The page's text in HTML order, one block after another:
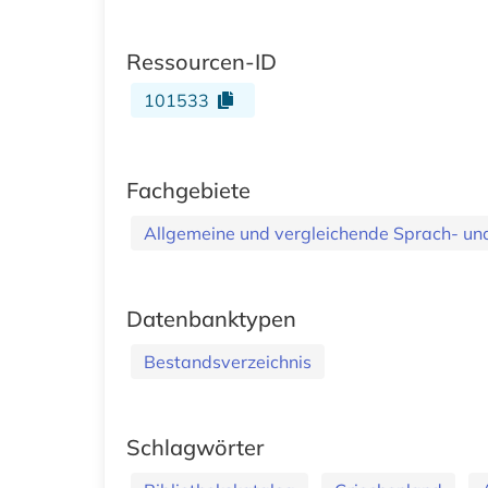
Ressourcen-ID
101533
Fachgebiete
Allgemeine und vergleichende Sprach-
Datenbanktypen
Bestandsverzeichnis
Schlagwörter